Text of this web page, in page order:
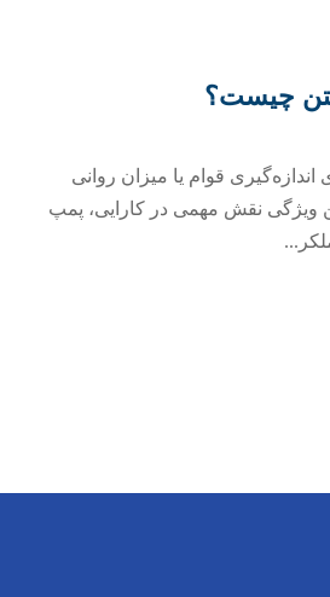
چیست؟
اندازه‌گیری قوام یا میزان روانی
ویژگی نقش مهمی در کارایی، پمپ